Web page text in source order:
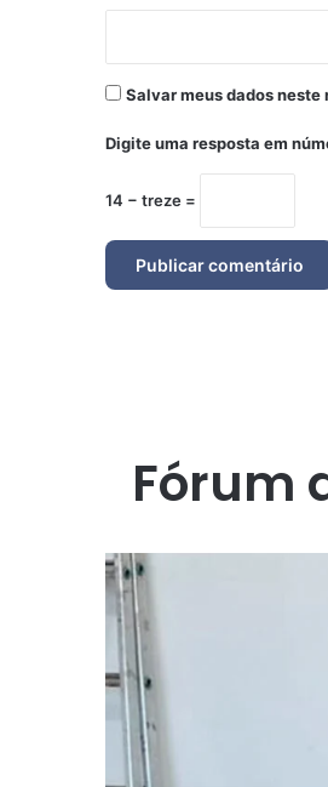
Salvar meus dados neste
Digite uma resposta em
14 − treze =